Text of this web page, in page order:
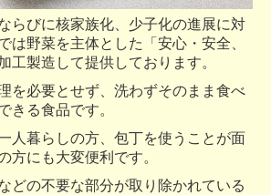
らびに核家族化、少子化の進展に対
は野菜を主体とした「安心・安全、
工製造して提供しております。
を必要とせず、洗わずそのまま食べ
きる食品です。
人暮らしの方 、包丁を使うことが面
方にも大変便利です。
どの不要な部分が取り除かれている